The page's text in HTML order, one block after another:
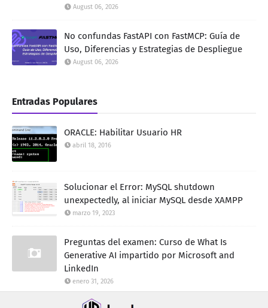
August 06, 2026
No confundas FastAPI con FastMCP: Guía de
Uso, Diferencias y Estrategias de Despliegue
August 06, 2026
Entradas Populares
ORACLE: Habilitar Usuario HR
abril 18, 2016
Solucionar el Error: MySQL shutdown
unexpectedly, al iniciar MySQL desde XAMPP
marzo 19, 2023
Preguntas del examen: Curso de What Is
Generative AI impartido por Microsoft and
LinkedIn
enero 31, 2026